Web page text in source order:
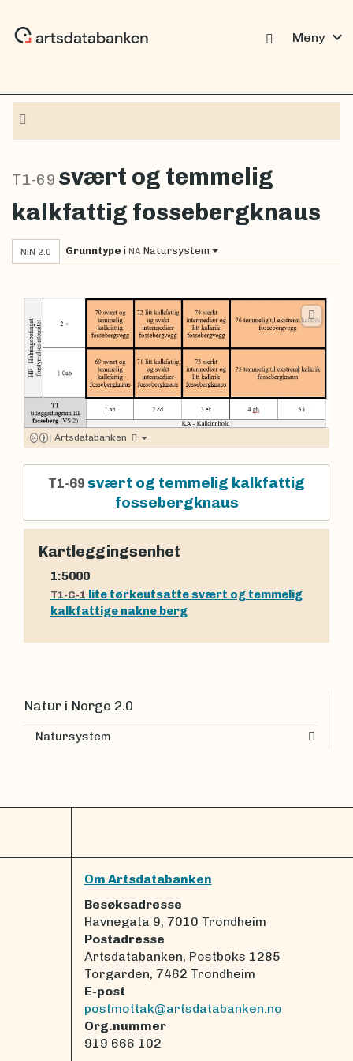
Meny expand_more
T1-69 svært og temmelig
kalkfattig fossebergknaus
NiN 2.0 Grunntype i NA Natursystem
| Artsdatabanken
T1-69 svært og temmelig kalkfattig
fossebergknaus
Kartleggingsenhet
1:5000
T1-C-1 lite tørkeutsatte svært og temmelig
kalkfattige nakne berg
Natur i Norge 2.0
Natursystem
Om Artsdatabanken
Besøksadresse
Havnegata 9, 7010 Trondheim
Postadresse
Artsdatabanken, Postboks 1285
Torgarden, 7462 Trondheim
E-post
postmottak@artsdatabanken.no
Org.nummer
919 666 102